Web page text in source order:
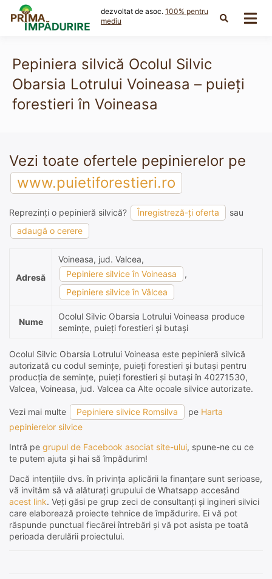
content
dezvoltat de asoc. 100% pentru
mediu
Pepiniera silvică Ocolul Silvic
Obarsia Lotrului Voineasa – puieți
forestieri în Voineasa
Vezi toate ofertele pepinierelor pe
www.puietiforestieri.ro
Reprezinți o pepinieră silvică? Înregistreză-ți oferta
sau
adaugă o cerere
Adresă
Voineasa, jud. Valcea,
Pepiniere silvice în Voineasa
,
Pepiniere silvice în Vâlcea
Nume
Ocolul Silvic Obarsia Lotrului Voineasa produce
semințe, puieți forestieri și butași
Ocolul Silvic Obarsia Lotrului Voineasa este pepinieră silvică
autorizată cu codul semințe, puieți forestieri și butași pentru
producția de semințe, puieți forestieri și butași în 40271530,
Valcea, Voineasa, jud. Valcea ca Alte ocoale silvice autorizate.
Vezi mai multe Pepiniere silvice Romsilva pe Harta
pepinierelor silvice
Intră pe grupul de Facebook asociat site-ului, spune-ne cu ce
te putem ajuta și hai să împădurim!
Dacă intențiile dvs. în privința aplicării la finanțare sunt serioase,
vă invităm să vă alăturați grupului de Whatsapp accesând
acest link. Veți găsi pe grup zeci de consultanți și ingineri silvici
care elaborează proiecte tehnice de împădurire. Ei vă pot
răspunde punctual fiecărei întrebări și vă pot asista pe toată
perioada derulării proiectului.